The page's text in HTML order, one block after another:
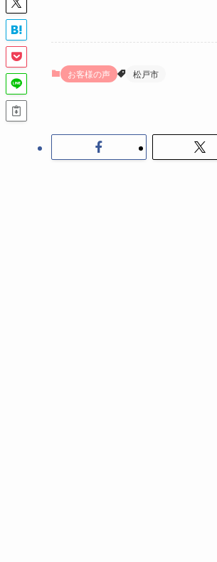
お客様の声 松戸市